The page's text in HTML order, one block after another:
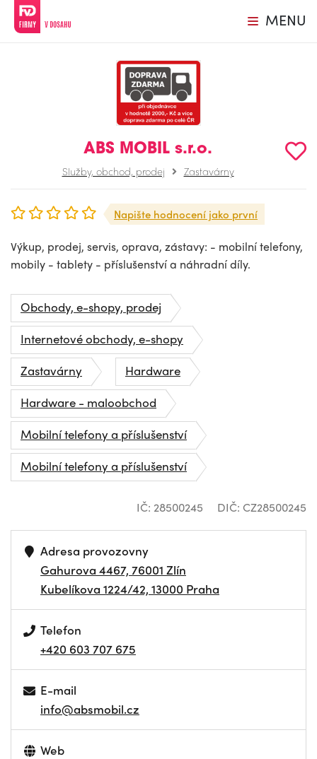
MENU
ABS MOBIL s.r.o.
Služby, obchod, prodej Zastavárny
Napište hodnocení jako první
Výkup, prodej, servis, oprava, zástavy: - mobilní telefony,
mobily - tablety - příslušenství a náhradní díly.
Obchody, e-shopy, prodej
Internetové obchody, e-shopy
Zastavárny
Hardware
Hardware - maloobchod
Mobilní telefony a příslušenství
Mobilní telefony a příslušenství
IČ: 28500245 DIČ: CZ28500245
Adresa provozovny
Gahurova 4467, 76001 Zlín
Kubelíkova 1224/42, 13000 Praha
Telefon
+420 603 707 675
E-mail
info@absmobil.cz
Web